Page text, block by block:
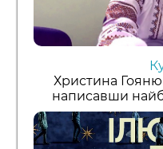
Христина
написавши